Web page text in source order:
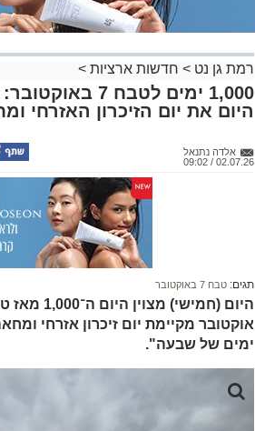
רמת גן נט > חדשות ארציות >
1,000 ימים לטבח
היום את יום הזיכרון האזרחי
אלדה נתנאל
02.07.26 / 09:02
תגים: טבח 7 באוקטובר
ימים של שבעה".